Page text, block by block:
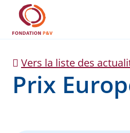
Saut au contenu principal
Prix
Vers la liste des
Prix